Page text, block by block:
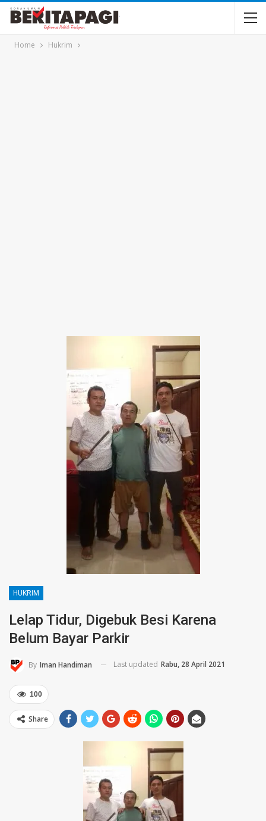
Home Hukrim
HUKRIM
Lelap Tidur, Digebuk Besi Karena
Belum Bayar Parkir
By Iman Handiman Last updated Rabu, 28 April 2021
100
Share